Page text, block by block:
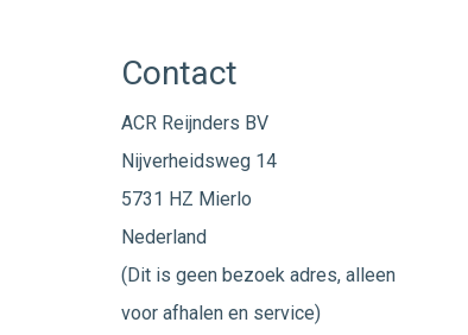
Contact
ACR Reijnders BV
Nijverheidsweg 14
5731 HZ Mierlo
Nederland
(Dit is geen bezoek adres, alleen
voor afhalen en service)